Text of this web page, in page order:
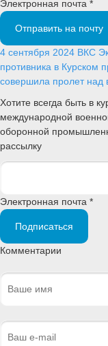
Электронная почта *
Отправить на почту
4 сентября 2024 ВКС
противника в Курском
совершила пролет над
Хотите всегда быть в
международной
оборонной
рассылку
Электронная почта *
Подписаться
Комментарии